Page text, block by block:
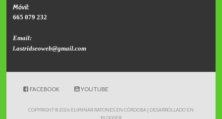
Móvil:
665 079 232
Email:
l.astridseoweb@gmail.com
FACEBOOK YOUTUBE
COPYRIGHT ©2026 ELIMINAR RATONES EN CÓRDOBA| DESARROLLADO EN
BLOGGER